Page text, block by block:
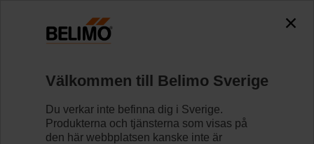
Välkommen till Belimo Sverige
Du verkar inte befinna dig i Sverige.
Produkterna och tjänsterna som visas på
den här webbplatsen kanske inte är